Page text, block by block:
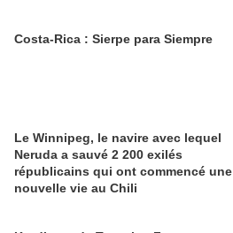
Costa-Rica : Sierpe para Siempre
Le Winnipeg, le navire avec lequel
Neruda a sauvé 2 200 exilés
républicains qui ont commencé une
nouvelle vie au Chili